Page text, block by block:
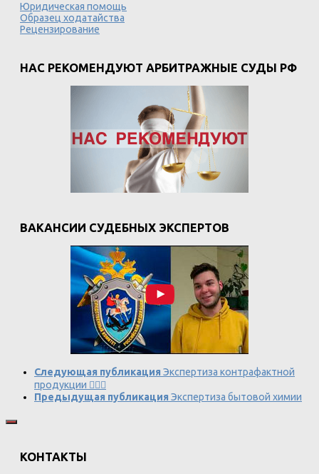
Юридическая помощь
Образец ходатайства
Рецензирование
НАС РЕКОМЕНДУЮТ АРБИТРАЖНЫЕ СУДЫ РФ
ВАКАНСИИ СУДЕБНЫХ ЭКСПЕРТОВ
Следующая публикация Экспертиза контрафактной
продукции 🕵️‍♂️💼
Предыдущая публикация Экспертиза бытовой химии
КОНТАКТЫ